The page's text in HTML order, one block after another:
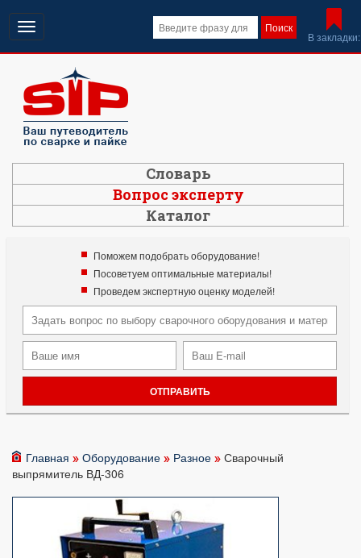
Поиск
В закладки:
Открыть
навигацию
Словарь
Вопрос эксперту
Каталог
Поможем подобрать оборудование!
Посоветуем оптимальные материалы!
Проведем экспертную оценку моделей!
Главная Оборудование Разное
Сварочный
выпрямитель ВД-306